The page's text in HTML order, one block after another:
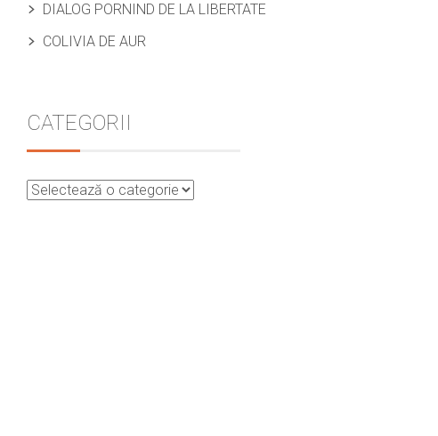
DIALOG PORNIND DE LA LIBERTATE
COLIVIA DE AUR
CATEGORII